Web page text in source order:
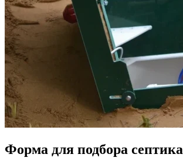
Форма для подбора септика